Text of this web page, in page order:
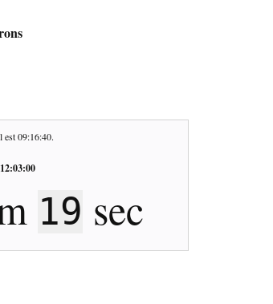
est09:16:41.
12:03:00
18 sec